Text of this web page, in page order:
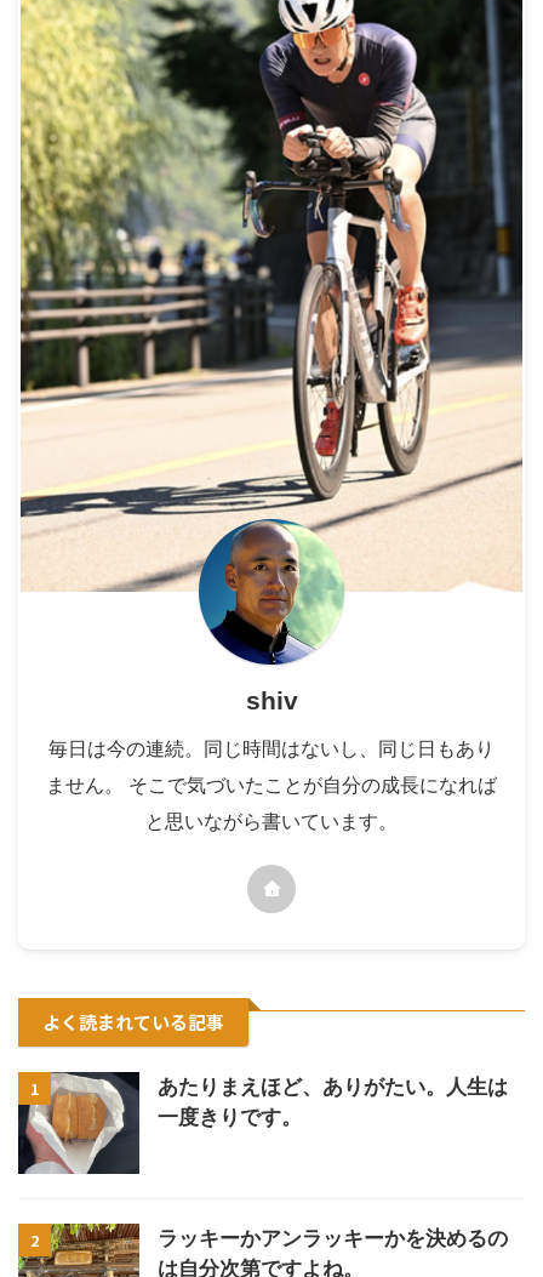
shiv
毎日は今の連続。同じ時間はないし、同じ日もあり
ません。 そこで気づいたことが自分の成長になれば
と思いながら書いています。
よく読まれている記事
1
あたりまえほど、ありがたい。人生は
一度きりです。
2
ラッキーかアンラッキーかを決めるの
は自分次第ですよね。